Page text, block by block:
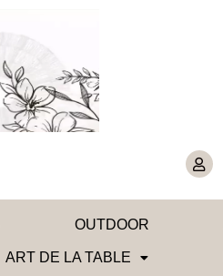
OUTDOOR
ART DE LA TABLE